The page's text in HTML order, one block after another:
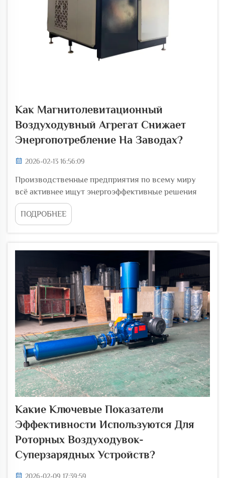
Как Магнитолевитационный
Воздуходувный Агрегат Снижает
Энергопотребление На Заводах?
2026-02-13 16:56:09
Производственные предприятия по всему миру
всё активнее ищут энергоэффективные решения
для снижения эксплуатационных затрат и
воздействия на окружающую среду. Одной из
наиболее инновационных технологий,
обработки воздуха, является магнитная
ПОДРОБНЕЕ
Какие Ключевые Показатели
Эффективности Используются Для
Роторных Воздуходувок-
Суперзарядных Устройств?
2026-02-09 17:39:59